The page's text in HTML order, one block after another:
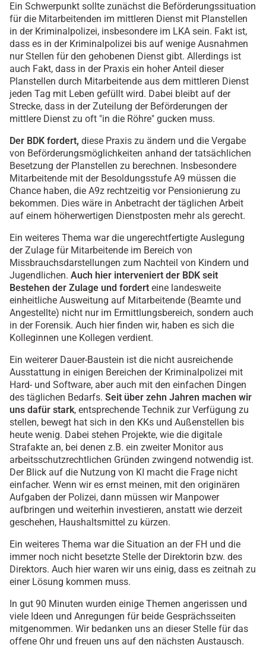
Ein Schwerpunkt sollte zunächst die Beförderungssituation
für die Mitarbeitenden im mittleren Dienst mit Planstellen
in der Kriminalpolizei, insbesondere im LKA sein. Fakt ist,
dass es in der Kriminalpolizei bis auf wenige Ausnahmen
nur Stellen für den gehobenen Dienst gibt. Allerdings ist
auch Fakt, dass in der Praxis ein hoher Anteil dieser
Planstellen durch Mitarbeitende aus dem mittleren Dienst
jeden Tag mit Leben gefüllt wird. Dabei bleibt auf der
Strecke, dass in der Zuteilung der Beförderungen der
mittlere Dienst zu oft "in die Röhre" gucken muss.
Der BDK fordert, diese Praxis zu ändern und die Vergabe
von Beförderungsmöglichkeiten anhand der tatsächlichen
Besetzung der Planstellen zu berechnen. Insbesondere
Mitarbeitende mit der Besoldungsstufe A9 müssen die
Chance haben, die A9z rechtzeitig vor Pensionierung zu
bekommen. Dies wäre in Anbetracht der täglichen Arbeit
auf einem höherwertigen Dienstposten mehr als gerecht.
Ein weiteres Thema war die ungerechtfertigte Auslegung
der Zulage für Mitarbeitende im Bereich von
Missbrauchsdarstellungen zum Nachteil von Kindern und
Jugendlichen. Auch hier interveniert der BDK seit
Bestehen der Zulage und fordert eine landesweite
einheitliche Ausweitung auf Mitarbeitende (Beamte und
Angestellte) nicht nur im Ermittlungsbereich, sondern auch
in der Forensik. Auch hier finden wir, haben es sich die
Kolleginnen une Kollegen verdient.
Ein weiterer Dauer-Baustein ist die nicht ausreichende
Ausstattung in einigen Bereichen der Kriminalpolizei mit
Hard- und Software, aber auch mit den einfachen Dingen
des täglichen Bedarfs. Seit über zehn Jahren machen wir
uns dafür stark, entsprechende Technik zur Verfügung zu
stellen, bewegt hat sich in den KKs und Außenstellen bis
heute wenig. Dabei stehen Projekte, wie die digitale
Strafakte an, bei denen z.B. ein zweiter Monitor aus
arbeitsschutzrechtlichen Gründen zwingend notwendig ist.
Der Blick auf die Nutzung von KI macht die Frage nicht
einfacher. Wenn wir es ernst meinen, mit den originären
Aufgaben der Polizei, dann müssen wir Manpower
aufbringen und weiterhin investieren, anstatt wie derzeit
geschehen, Haushaltsmittel zu kürzen.
Ein weiteres Thema war die Situation an der FH und die
immer noch nicht besetzte Stelle der Direktorin bzw. des
Direktors. Auch hier waren wir uns einig, dass es zeitnah zu
einer Lösung kommen muss.
In gut 90 Minuten wurden einige Themen angerissen und
viele Ideen und Anregungen für beide Gesprächsseiten
mitgenommen. Wir bedanken uns an dieser Stelle für das
offene Ohr und freuen uns auf den nächsten Austausch.